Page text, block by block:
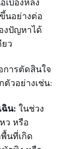
นอย่างต่อ
งปัญหาได้
ว
ารตัดสินใจ
วอย่างเช่น:
น: ในช่วง
ว หรือ
นที่เกิด